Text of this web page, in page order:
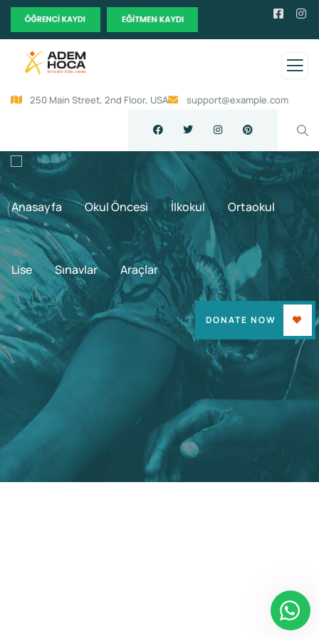
250 Main Street, 2nd Floor, USA support@example.com
Anasayfa Okul Öncesi İlkokul Ortaokul
Lise Sınavlar Araçlar
DONATE NOW